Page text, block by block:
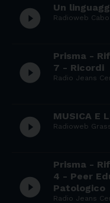
play_circle_filled Un
Radioweb
play_circle_filled
Prisma -
7 - Ricordi
Radio Jeans
play_circle_filled MUSICA E
Radioweb
play_circle_filled
Prisma -
4 - Peer
Patologico
Radio Jeans